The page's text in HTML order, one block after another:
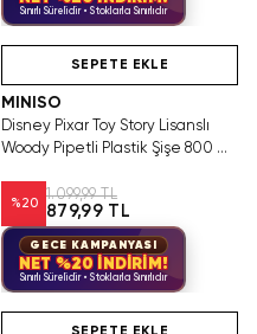
Sınırlı Sürelidir • Stoklarla Sınırlıdır
SEPETE EKLE
MINISO
Disney Pixar Toy Story Lisanslı
Woody Pipetli Plastik Şişe 800 mL
%20
1.099,99 TL
879,99 TL
GECE KAMPANYASI
NET %20 İNDİRİM!
Sınırlı Sürelidir • Stoklarla Sınırlıdır